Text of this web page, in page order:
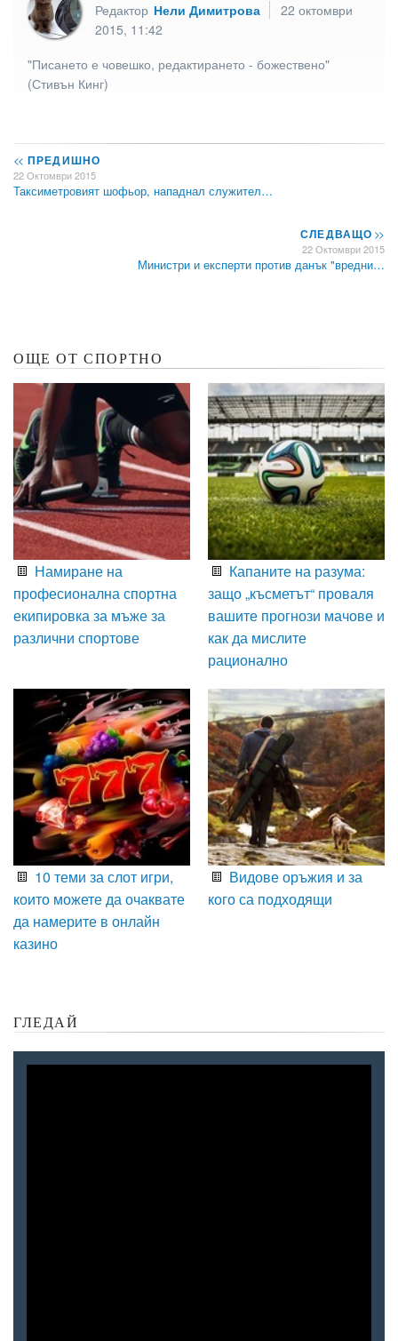
Редактор Нели Димитрова
22 октомври
2015, 11:42
"Писането е човешко, редактирането - божествено"
(Стивън Кинг)
<< ПРЕДИШНО
22 Октомври 2015
Таксиметровият шофьор, нападнал служител…
СЛЕДВАЩО>>
22 Октомври 2015
Министри и експерти против данък "вредни…
ОЩЕ ОТ СПОРТНО
Намиране на
професионална спортна
екипировка за мъже за
различни спортове
Капаните на разума:
защо „късметът“ проваля
вашите прогнози мачове и
как да мислите
рационално
10 теми за слот игри,
които можете да очаквате
да намерите в онлайн
казино
Видове оръжия и за
кого са подходящи
ГЛЕДАЙ